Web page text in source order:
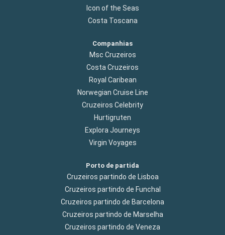
Icon of the Seas
Costa Toscana
Companhias
Msc Cruzeiros
Costa Cruzeiros
Royal Caribean
Norwegian Cruise Line
Cruzeiros Celebrity
Hurtigruten
Explora Journeys
Virgin Voyages
Porto de partida
Cruzeiros partindo de Lisboa
Cruzeiros partindo de Funchal
Cruzeiros partindo de Barcelona
Cruzeiros partindo de Marselha
Cruzeiros partindo de Veneza